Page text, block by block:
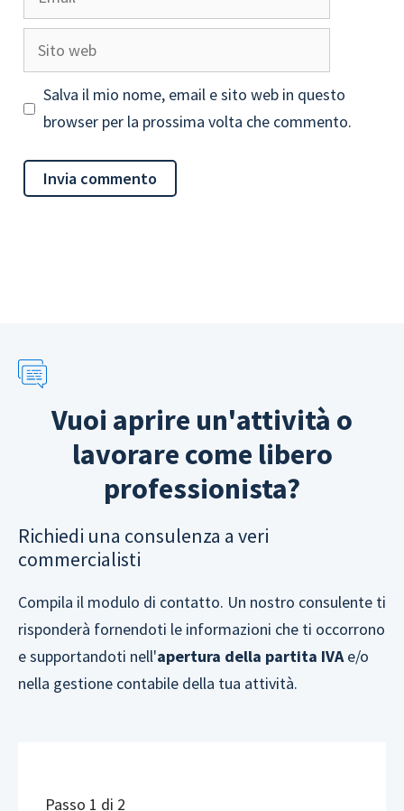
Sito
web
Salva il mio nome, email e sito web in questo
browser per la prossima volta che commento.
Vuoi aprire un'attività o
lavorare come libero
professionista?
Richiedi una consulenza a veri
commercialisti
Compila il modulo di contatto. Un nostro consulente ti
risponderà fornendoti le informazioni che ti occorrono
e supportandoti nell'apertura della partita IVAe/o
nella gestione contabile della tua attività.
Passo 1 di 2